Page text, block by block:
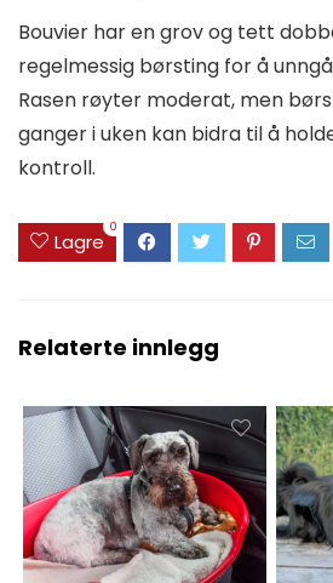
Bouvier har en grov og tett
regelmessig børsting for å
Rasen røyter moderat, men
ganger i uken kan bidra til å
kontroll.
Lagre
0
Relaterte innlegg